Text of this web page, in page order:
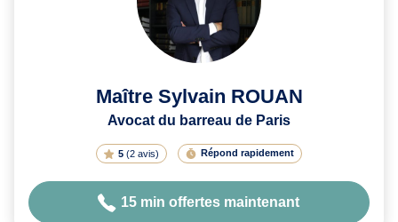
N
Maître Sylvain ROUAN
Avocat du barreau de Paris
5(2 avis) Répond rapidement
15 min offertes maintenant